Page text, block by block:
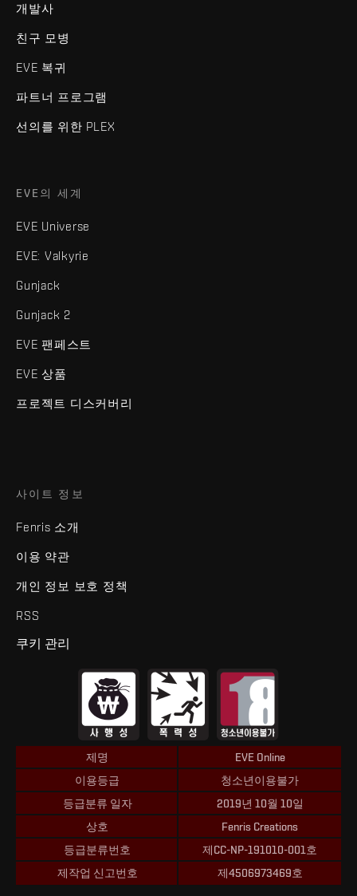
개발사
친구 모병
EVE 복귀
파트너 프로그램
선의를 위한 PLEX
EVE의 세계
EVE Universe
EVE: Valkyrie
Gunjack
Gunjack 2
EVE 팬페스트
EVE 상품
프로젝트 디스커버리
사이트 정보
Fenris 소개
이용 약관
개인 정보 보호 정책
RSS
쿠키 관리
제명
EVE Online
이용등급
청소년이용불가
등급분류 일자
2019년 10월 10일
상호
Fenris Creations
등급분류번호
제CC-NP-191010-001호
제작업 신고번호
제4506973469호